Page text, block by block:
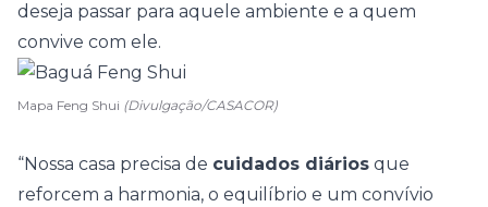
deseja passar para aquele ambiente e a quem
convive com ele.
Mapa Feng Shui (Divulgação/CASACOR)
“Nossa casa precisa de cuidados diários que
reforcem a harmonia, o equilíbrio e um convívio